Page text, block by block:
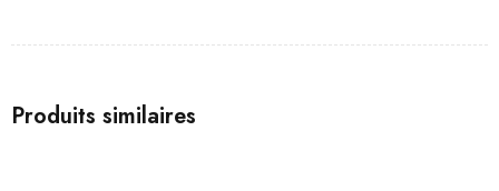
Produits similaires